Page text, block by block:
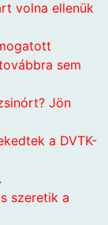
volna ellenük
sem
Jön
a DVTK-
szeretik a